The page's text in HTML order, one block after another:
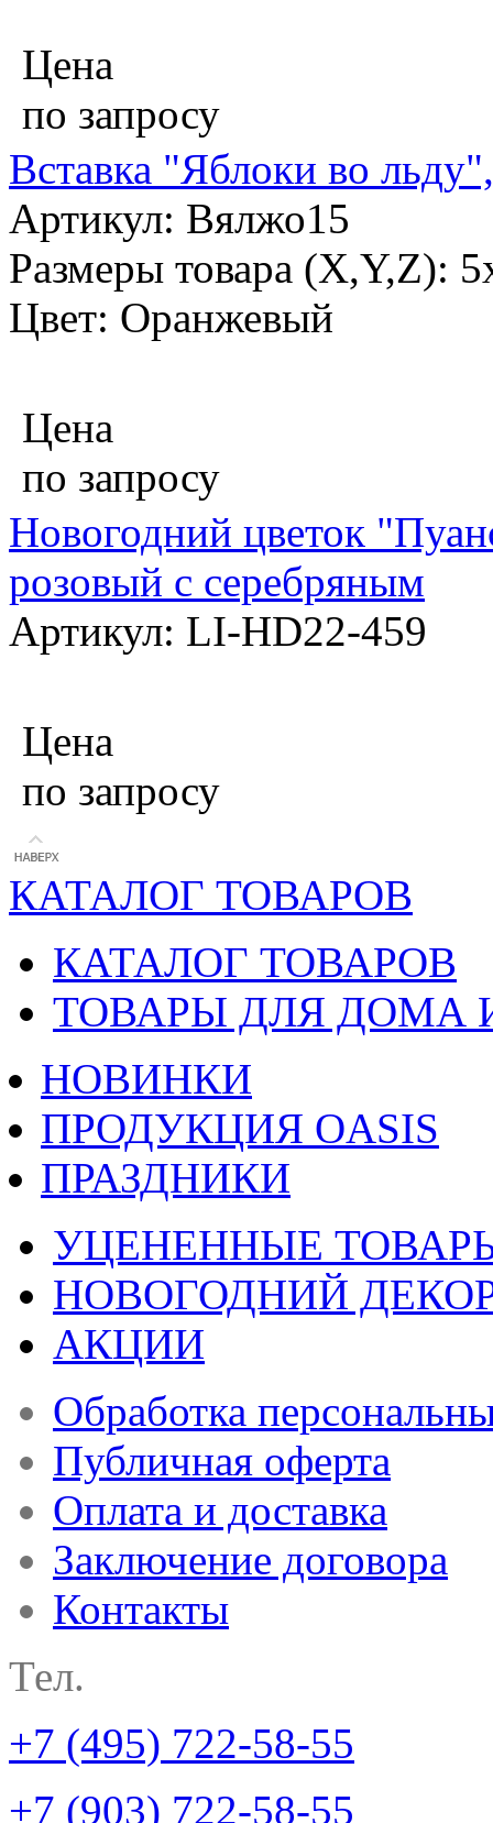
Цена
по запросу
Вставка "Яблоки во
Артикул: Вялжо15
Размеры товара (X,Y,Z):
Цвет: Оранжевый
Цена
по запросу
Новогодний цветок
розовый с серебряным
Артикул: LI-HD22-459
Цена
по запросу
КАТАЛОГ ТОВАРОВ
КАТАЛОГ ТОВАРОВ
ТОВАРЫ ДЛЯ ДОМА
НОВИНКИ
ПРОДУКЦИЯ OASIS
ПРАЗДНИКИ
УЦЕНЕННЫЕ
НОВОГОДНИЙ
АКЦИИ
Обработка
Публичная оферта
Оплата и доставка
Заключение договора
Контакты
Тел.
+7 (495) 722-58-55
+7 (903) 722-58-55